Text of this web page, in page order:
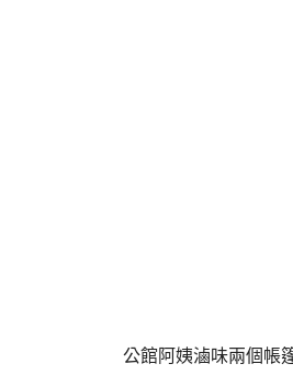
公館阿姨滷味兩個帳